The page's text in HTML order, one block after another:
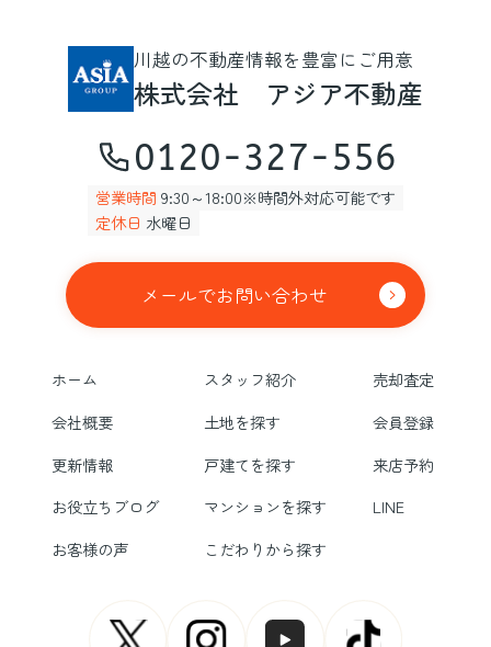
川越の不動産情報を豊富にご用意
株式会社 アジア不動産
0120-327-556
営業時間 9:30～18:00※時間外対応可能です
定休日 水曜日
メールでお問い合わせ
ホーム スタッフ紹介
売却査定
会社概要
土地を探す
会員登録
更新情報
戸建てを探す
来店予約
お役立ちブログ
マンションを探す
LINE
お客様の声
こだわりから探す